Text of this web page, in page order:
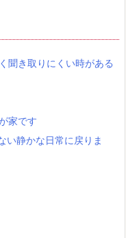
聞き取りにくい時がある
家です
い静かな日常に戻りま